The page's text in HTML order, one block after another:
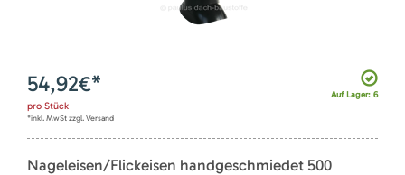
Auf Lager: 6
54,92€*
pro Stück
*inkl. MwSt zzgl. Versand
Nageleisen/Flickeisen handgeschmiedet 500